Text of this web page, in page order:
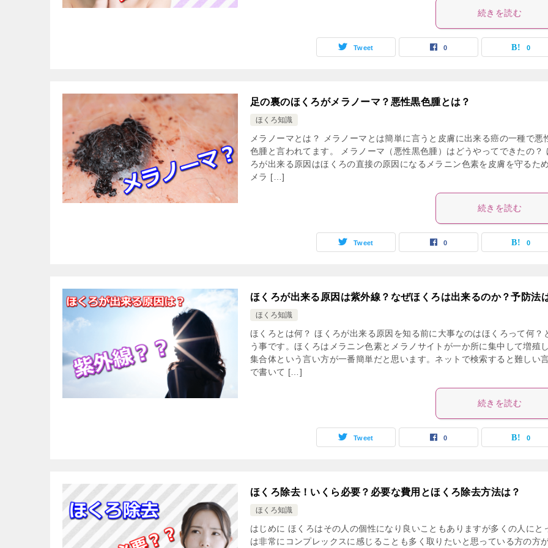
続きを読む
Tweet 0 0
足の裏のほくろがメラノーマ？悪性黒色腫とは？
ほくろ知識
メラノーマとは？ メラノーマとは簡単に言うと皮膚に出来る癌の一種で悪
色腫と言われてます。 メラノーマ（悪性黒色腫）はどうやってできたの？
ろが出来る原因はほくろの直接の原因になるメラニン色素を皮膚を守るた
メラ […]
続きを読む
Tweet 0 0
ほくろが出来る原因は紫外線？なぜほくろは出来るのか？予防法
ほくろ知識
ほくろとは何？ ほくろが出来る原因を知る前に大事なのはほくろって何？
う事です。ほくろはメラニン色素とメラノサイトが一か所に集中して増殖
集合体という言い方が一番簡単だと思います。ネットで検索すると難しい
で書いて […]
続きを読む
Tweet 0 0
ほくろ除去！いくら必要？必要な費用とほくろ除去方法は？
ほくろ知識
はじめに ほくろはその人の個性になり良いこともありますが多くの人にと
は非常にコンプレックスに感じることも多く取りたいと思っている方の方